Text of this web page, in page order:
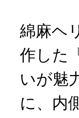
綿麻ヘ
作した
いが魅
に、内